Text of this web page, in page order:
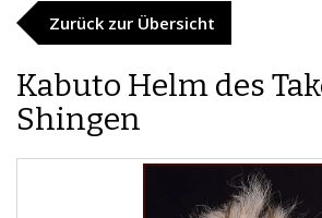
Zurück zur Übersicht
Kabuto Helm des
Shingen